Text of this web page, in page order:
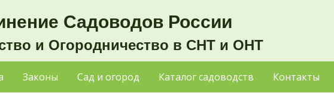
Садоводов России
и Огородничество в СНТ и ОНТ
Законы Сад и огород Каталог садоводств Контакты